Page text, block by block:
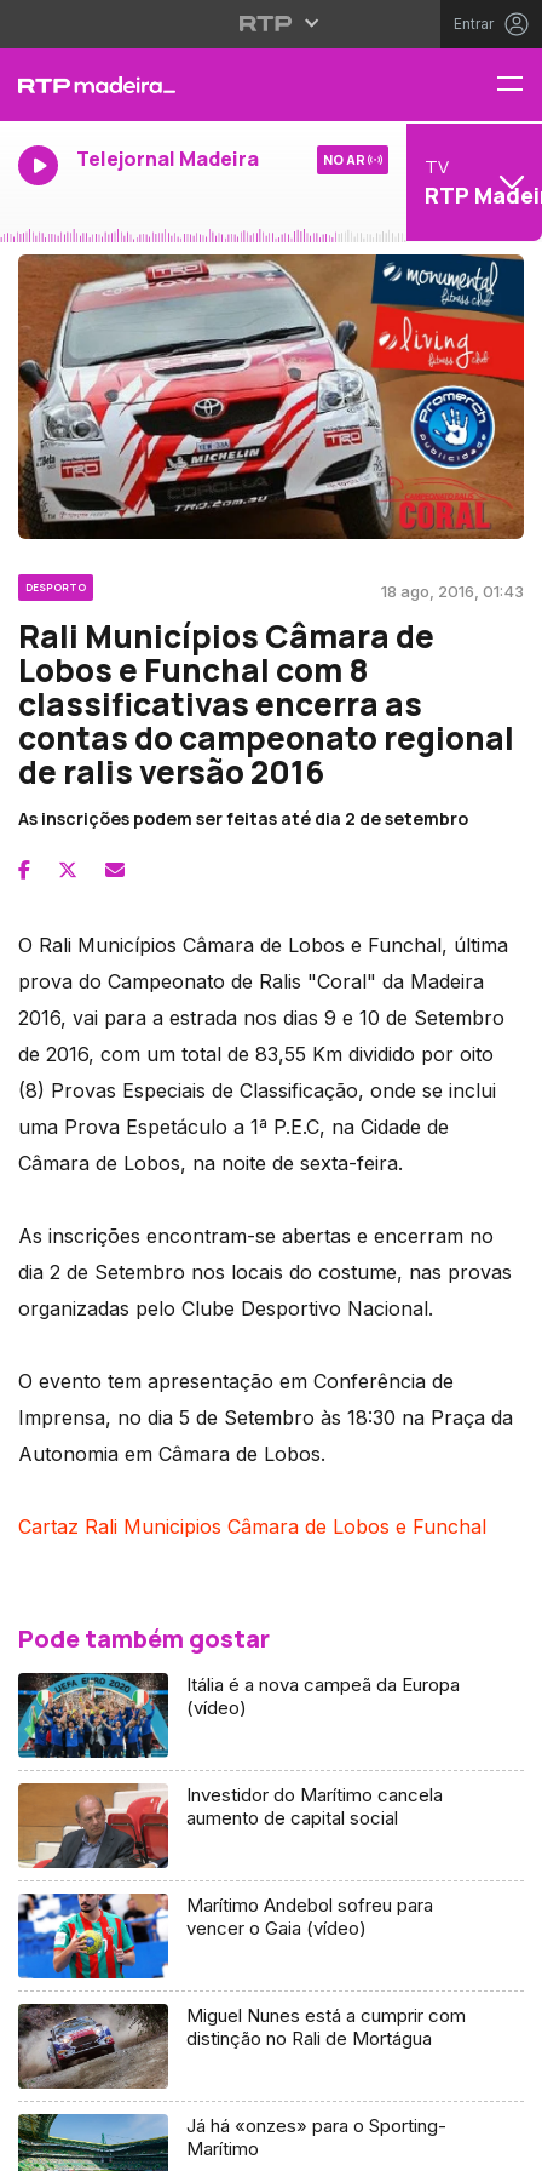
Entrar
Telejornal Madeira NO AR TV
RTP
DESPORTO 18 ago, 2016, 01:43
Rali Municípios Câmara de
Lobos e Funchal com 8
classificativas encerra as
contas do campeonato regional
de ralis versão 2016
As inscrições podem ser feitas até dia 2 de setembro
O Rali Municípios Câmara de Lobos e Funchal, última
prova do Campeonato de Ralis "Coral" da Madeira
2016, vai para a estrada nos dias 9 e 10 de Setembro
de 2016, com um total de 83,55 Km dividido por oito
(8) Provas Especiais de Classificação, onde se inclui
uma Prova Espetáculo a 1ª P.E.C, na Cidade de
Câmara de Lobos, na noite de sexta-feira.
As inscrições encontram-se abertas e encerram no
dia 2 de Setembro nos locais do costume, nas provas
organizadas pelo Clube Desportivo Nacional.
O evento tem apresentação em Conferência de
Imprensa, no dia 5 de Setembro às 18:30 na Praça da
Autonomia em Câmara de Lobos.
Cartaz Rali Municipios Câmara de Lobos e Funchal
Pode também gostar
Itália é a nova campeã da Europa
(vídeo)
Investidor do Marítimo cancela
aumento de capital social
Marítimo Andebol sofreu para
vencer o Gaia (vídeo)
Miguel Nunes está a cumprir com
distinção no Rali de Mortágua
Já há «onzes» para o Sporting-
Marítimo